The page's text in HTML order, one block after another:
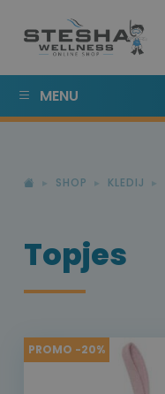
MENU
SHOP KLEDIJ
Topjes
PROMO -20%